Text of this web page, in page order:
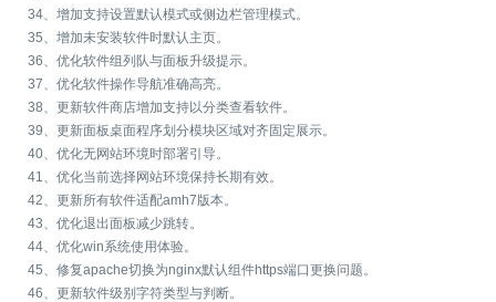
34、增加支持设置默认模式或侧边栏管理模式。
35、增加未安装软件时默认主页。
36、优化软件组列队与面板升级提示。
37、优化软件操作导航准确高亮。
38、更新软件商店增加支持以分类查看软件。
39、更新面板桌面程序划分模块区域对齐固定展示。
40、优化无网站环境时部署引导。
41、优化当前选择网站环境保持长期有效。
42、更新所有软件适配amh7版本。
43、优化退出面板减少跳转。
44、优化win系统使用体验。
45、修复apache切换为nginx默认组件https端口更换问题。
46、更新软件级别字符类型与判断。